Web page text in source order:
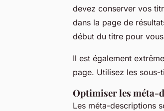
devez conserver vos
dans la page de
début du titre pour
Il est également
page. Utilisez les
Optimiser les méta-
Les méta-descriptions